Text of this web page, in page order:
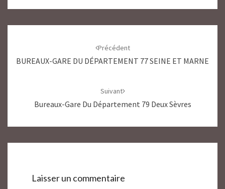
Précédent
BUREAUX-GARE DU DÉPARTEMENT 77 SEINE ET MARNE
Suivant
Bureaux-Gare Du Département 79 Deux Sèvres
Laisser un commentaire